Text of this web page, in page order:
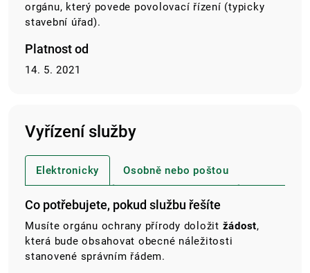
orgánu, který povede povolovací řízení (typicky
stavební úřad).
Platnost od
14. 5. 2021
Vyřízení služby
Elektronicky Osobně nebo poštou
Co potřebujete, pokud službu řešíte
Musíte orgánu ochrany přírody doložit žádost,
která bude obsahovat obecné náležitosti
stanovené správním řádem.